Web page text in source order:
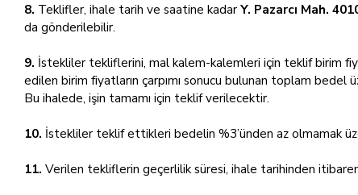
8. Teklifler, ihale tarih ve saatine kadarY. Pazarcı Mah.
da gönderilebilir.
9. İstekliler tekliflerini, mal kalem-kalemleri için teklif birim
edilen birim fiyatların çarpımı sonucu bulunan toplam bedel
Bu ihalede, işin tamamı için teklif verilecektir.
10. İstekliler teklif ettikleri bedelin %3’ünden az olmamak
11. Verilen tekliflerin geçerlilik süresi, ihale tarihinden